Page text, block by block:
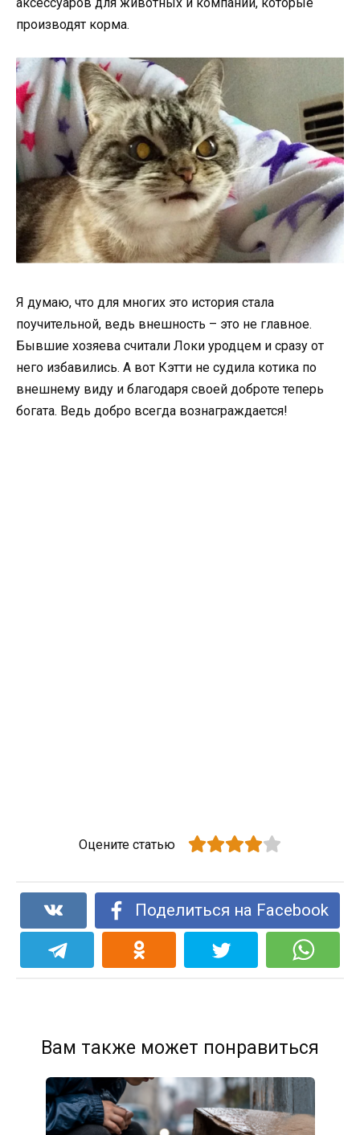
производят корма.
Я думаю, что для многих это история стала
поучительной, ведь внешность – это не главное.
Бывшие хозяева считали Локи уродцем и сразу от
него избавились. А вот Кэтти не судила котика по
внешнему виду и благодаря своей доброте теперь
богата. Ведь добро всегда вознаграждается!
Оцените статью
Поделиться на Facebook
Вам также может понравиться